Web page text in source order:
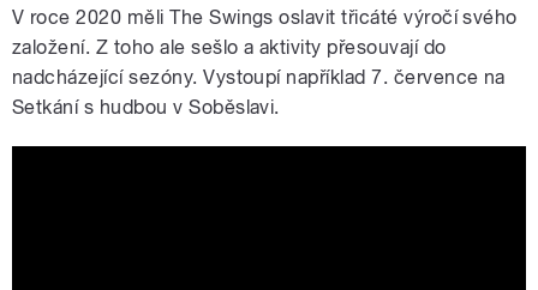
V roce 2020 měli The Swings oslavit třicáté výročí svého
založení. Z toho ale sešlo a aktivity přesouvají do
nadcházející sezóny. Vystoupí například 7. července na
Setkání s hudbou v Soběslavi.